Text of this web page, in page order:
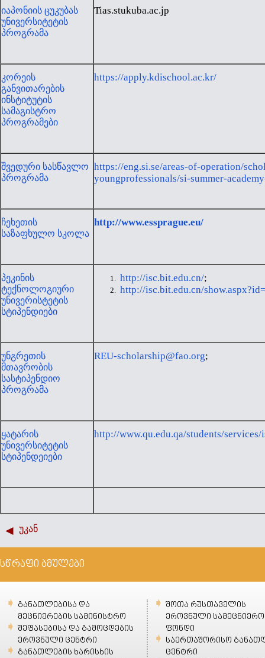
იაპონიის ცუკუბას
უნივერსიტეტის
პროგრამა
Tias.stukuba.ac.jp
კორეის
განვითარების
ინსტიტუტის
სამაგისტრო
პროგრამები
https://apply.kdischool.ac.kr/
შვედური სასწავლო
პროგრამა
https://eng.si.se/areas-of-operation/
youngprofessionals/si-summer-
ჩეხეთის
საზაფხულო სკოლა
http://www.essprague.eu/
პეკინის
ტექნოლოგიური
უნივერისტეტის
სტიპენდიები
http://isc.bit.edu.cn/;
http://isc.bit.edu.cn/
უნგრეთის
მთავრობის
სასტიპენდიო
პროგრამა
REU-scholarship@fao.org;
ყატარის
უნივერსიტეტის
სტიპენდეიები
http://www.qu.edu.qa/students/
უკან
სწრაფი ბმულები
განათლებისა და
მეცნიერების სამინისტრო
შეფასებისა და გამოცდების
ეროვნული ცენტრი
განათლების ხარისხის
შოთა რუსთაველის
ეროვნული სამეცნიერო
ფონდი
საერთაშორისო
ცენტრი